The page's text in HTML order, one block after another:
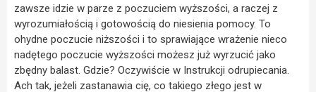
zawsze idzie w parze z poczuciem wyższości, a raczej z
wyrozumiałością i gotowością do niesienia pomocy. To
ohydne poczucie niższości i to sprawiające wrażenie nieco
nadętego poczucie wyższości możesz już wyrzucić jako
zbędny balast. Gdzie? Oczywiście w Instrukcji odrupiecania.
Ach tak, jeżeli zastanawia cię, co takiego złego jest w